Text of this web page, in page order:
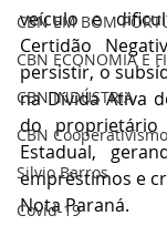
CBN EM BOM
CBN ECONOMIA E
CBN INDÚSTRIA
CBN Cooperativismo
Silvio Barros
Covid-19
veículo e
Certidão
persistir, o
na Dívida Ativa
do
Estadual,
empréstimos e
Nota Paraná.